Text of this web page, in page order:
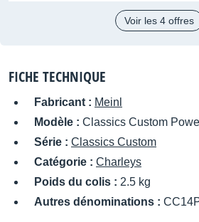
Voir les 4 offres
FICHE TECHNIQUE
Fabricant : Meinl
Modèle : Classics Custom
Série : Classics Custom
Catégorie : Charleys
Poids du colis : 2.5 kg
Autres dénominations :